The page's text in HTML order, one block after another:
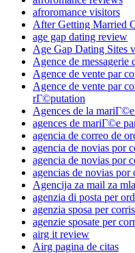
afroromance visitors
After Getting Married
age gap dating review
Age Gap Dating Sites
Agence de
Agence de vente par
Agence de vente par
rГ©putation
Agences de la
agences de mariГ©e
agencia de correo de
agencia de novias por
agencia de novias por
agencias de novias por
Agencija za mail za
agenzia di posta per
agenzia sposa per
agenzie sposate per
airg it review
Airg pagina de citas